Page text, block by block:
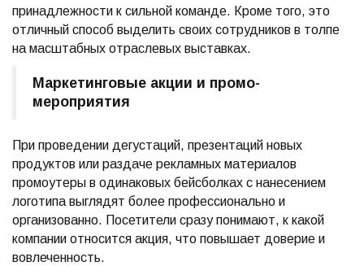
принадлежности к сильной команде. Кроме того, это
отличный способ выделить своих сотрудников в толпе
на масштабных отраслевых выставках.
Маркетинговые акции и промо-
мероприятия
При проведении дегустаций, презентаций новых
продуктов или раздаче рекламных материалов
промоутеры в одинаковых бейсболках с нанесением
логотипа выглядят более профессионально и
организованно. Посетители сразу понимают, к какой
компании относится акция, что повышает доверие и
вовлеченность.